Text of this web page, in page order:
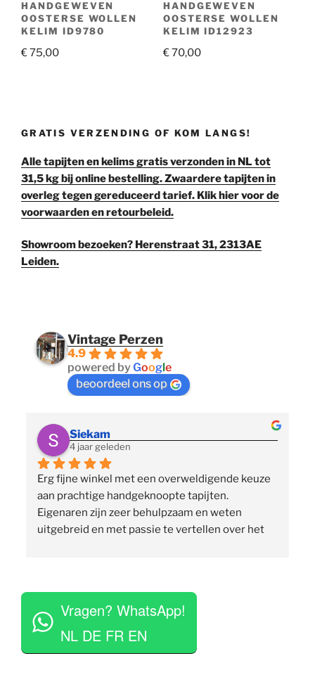
HANDGEWEVEN
OOSTERSE WOLLEN
KELIM ID9780
€75,00
HANDGEWEVEN
OOSTERSE WOLLEN
KELIM ID12923
€70,00
GRATIS VERZENDING OF KOM LANGS!
Alle tapijten en kelims gratis verzonden in NL tot
31,5 kg bij online bestelling. Zwaardere tapijten in
overleg tegen gereduceerd tarief. Klik hier voor de
voorwaarden en retourbeleid.
Showroom bezoeken? Herenstraat 31, 2313AE
Leiden.
Vintage Perzen
4.9
powered byGoogle
beoordeel ons op
Siekam
4 jaar geleden
Erg fijne winkel met een overweldigende keuze
aan prachtige handgeknoopte tapijten.
Eigenaren zijn zeer behulpzaam en weten
uitgebreid en met passie te vertellen over het
tapijten voor je uit te rollen. Tegelijkertijd niet
opdringerig en geven je rustig de tijd om je
eigen keuze te maken. Tevens erg competitieve
prijzen. Al met al een zeer positieve ervaring en
Vragen? WhatsApp!
NL DE FR EN